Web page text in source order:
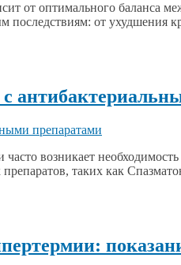
от оптимального баланса
последствиям: от ухудшения
возникает
таких как